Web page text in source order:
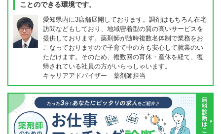
ことのできる環境です。
愛知県内に3店舗展開しております。調剤はもちろん在宅
訪問などもしており、地域密着型の質の高いサービスを
提供しております。薬剤師が随時複数名体制で業務をお
こなっておりますので子育て中の方も安心して就業のい
ただけます。そのため、複数回の育休・産休を経て、復
帰されている社員の方がいらっしゃいます。
キャリアアドバイザー 薬剤師担当